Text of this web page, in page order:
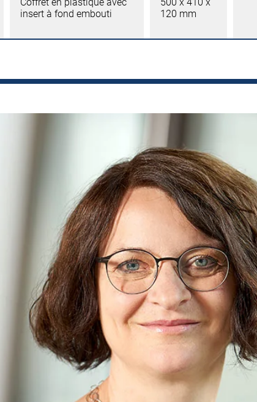
insert à fond embouti
120 mm